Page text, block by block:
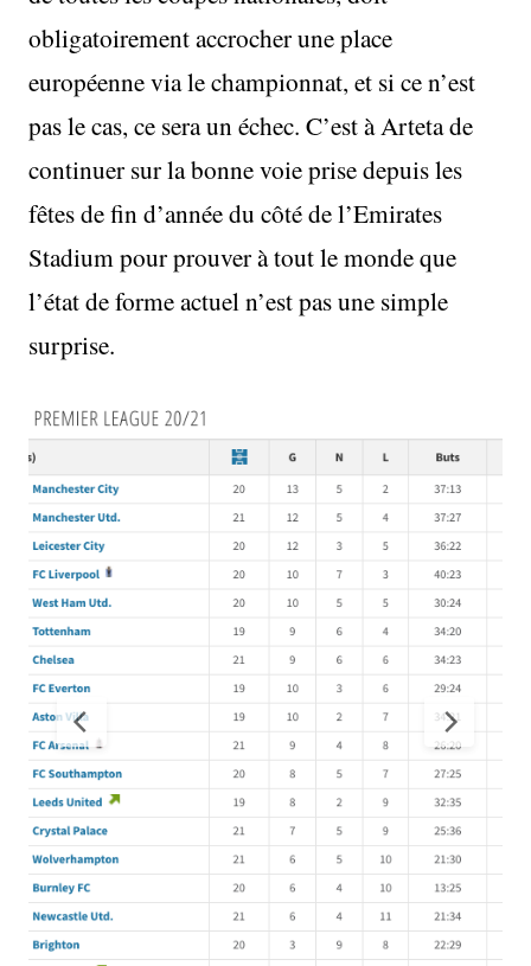
obligatoirement accrocher une place
européenne via le championnat, et si ce n’est
pas le cas, ce sera un échec. C’est à Arteta de
continuer sur la bonne voie prise depuis les
fêtes de fin d’année du côté de l’Emirates
Stadium pour prouver à tout le monde que
l’état de forme actuel n’est pas une simple
surprise.